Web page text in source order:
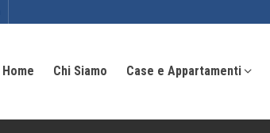
Home Chi Siamo Case e Appartamenti